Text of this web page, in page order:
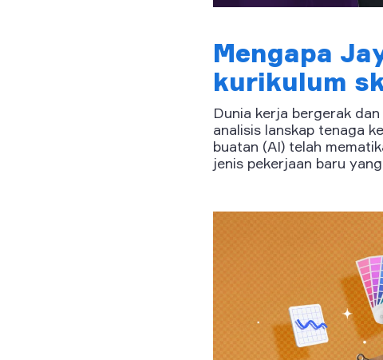
Mengapa
kurikulum
Dunia kerja bergerak
analisis lanskap tenaga
buatan (AI) telah
jenis pekerjaan baru